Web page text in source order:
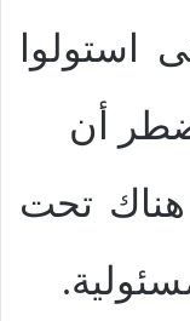
استولوا
أن
هناك تحت